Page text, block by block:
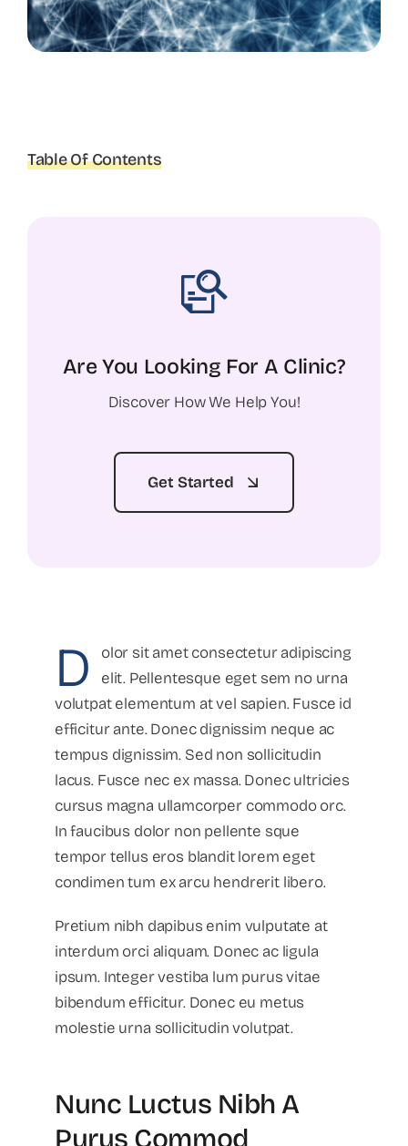
Table Of Contents
Are You Looking For A Clinic?
Discover How We Help You!
Get Started
D
olor sit amet consectetur adipiscing
elit. Pellentesque eget sem no urna
volutpat elementum at vel sapien. Fusce id
efficitur ante. Donec dignissim neque ac
tempus dignissim. Sed non sollicitudin
lacus. Fusce nec ex massa. Donec ultricies
cursus magna ullamcorper commodo orc.
In faucibus dolor non pellente sque
tempor tellus eros blandit lorem eget
condimen tum ex arcu hendrerit libero.
Pretium nibh dapibus enim vulputate at
interdum orci aliquam. Donec ac ligula
ipsum. Integer vestiba lum purus vitae
bibendum efficitur. Donec eu metus
molestie urna sollicitudin volutpat.
Nunc Luctus Nibh A
Purus Commod